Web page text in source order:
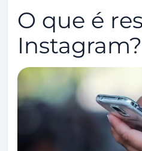
O que é
Instagram?